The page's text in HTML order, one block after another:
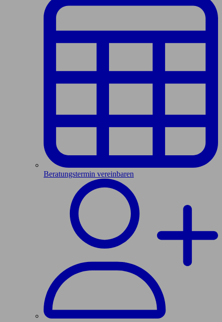
Beratungstermin vereinbaren